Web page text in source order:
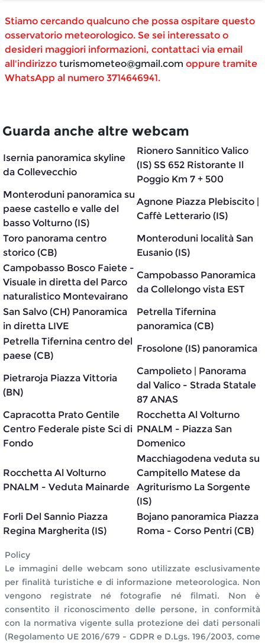
Stiamo cercando qualcuno che possa ospitare questo
osservatorio meteorologico. Se sei interessato o
desideri maggiori informazioni, contattaci via email
all'indirizzo turismometeo@gmail.com oppure tramite
WhatsApp al numero 3714646941.
Guarda anche altre webcam
Isernia panoramica skyline
da Collevecchio
Rionero Sannitico Valico
(IS) SS 652 Ristorante Il
Poggio Km 7 + 500
Monteroduni panoramica su
paese castello e valle del
basso Volturno (IS)
Agnone Piazza Plebiscito |
Caffè Letterario (IS)
Toro panorama centro
storico (CB)
Monteroduni località San
Eusanio (IS)
Campobasso Bosco Faiete -
Visuale in diretta del Parco
naturalistico Montevairano
Campobasso Panoramica
da Collelongo vista EST
San Salvo (CH) Panoramica
in diretta LIVE
Petrella Tifernina
panoramica (CB)
Petrella Tifernina centro del
paese (CB)
Frosolone (IS) panoramica
Pietraroja Piazza Vittoria
(BN)
Campolieto | Panorama
dal Valico - Strada Statale
87 ANAS
Capracotta Prato Gentile
Centro Federale piste Sci di
Fondo
Rocchetta Al Volturno
PNALM - Piazza San
Domenico
Rocchetta Al Volturno
PNALM - Veduta Mainarde
Macchiagodena veduta su
Campitello Matese da
Agriturismo La Sorgente
(IS)
Forli Del Sannio Piazza
Regina Margherita (IS)
Bojano panoramica Piazza
Roma - Corso Pentri (CB)
Policy
Le immagini delle webcam sono utilizzate esclusivamente
per finalità turistiche e di informazione meteorologica. Non
vengono registrate né fotografie né filmati. Non è
consentito il riconoscimento delle persone, in conformità
con la normativa vigente sulla protezione dei dati personali
(Regolamento UE 2016/679 - GDPR e D.Lgs. 196/2003, come